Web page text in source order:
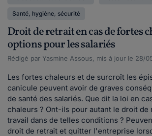
Santé, hygiène, sécurité
Droit de retrait en cas de fortes
options pour les salariés
Rédigé par Yasmine Assous, mis à jour le 28/
Les fortes chaleurs et de surcroît les
canicule peuvent avoir de graves
de santé des salariés. Que dit la loi en
chaleurs ? Ont-ils pour autant le droit de
travail dans de telles conditions ?
droit de retrait et quitter l'entreprise